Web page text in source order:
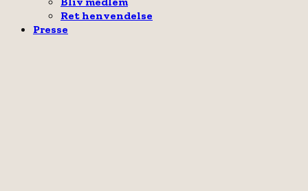
Ret henvendelse
Presse